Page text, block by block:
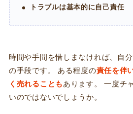
トラブルは基本的に自己責任
時間や手間を惜しまなければ、自
の手段です。 ある程度の責任を伴
く売れることも あります。 一度チ
いのではないでしょうか。